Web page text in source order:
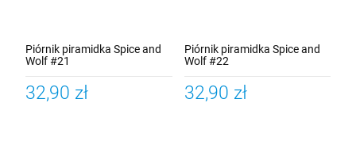
Piórnik piramidka Spice and
Wolf #21
32,90 zł
Piórnik piramidka Spice and
Wolf #22
32,90 zł